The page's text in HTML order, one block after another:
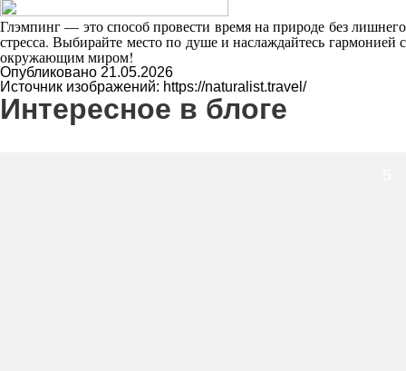
Глэмпинг — это способ провести время на природе без лишнего
стресса. Выбирайте место по душе и наслаждайтесь гармонией с
окружающим миром!
Опубликовано 21.05.2026
Источник изображений: https://naturalist.travel/
Интересное в блоге